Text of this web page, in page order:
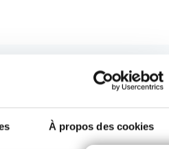
À propos des cookies